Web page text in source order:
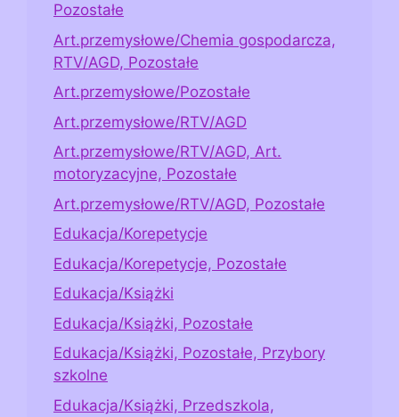
Pozostałe
Art.przemysłowe/Chemia gospodarcza,
RTV/AGD, Pozostałe
Art.przemysłowe/Pozostałe
Art.przemysłowe/RTV/AGD
Art.przemysłowe/RTV/AGD, Art.
motoryzacyjne, Pozostałe
Art.przemysłowe/RTV/AGD, Pozostałe
Edukacja/Korepetycje
Edukacja/Korepetycje, Pozostałe
Edukacja/Książki
Edukacja/Książki, Pozostałe
Edukacja/Książki, Pozostałe, Przybory
szkolne
Edukacja/Książki, Przedszkola,